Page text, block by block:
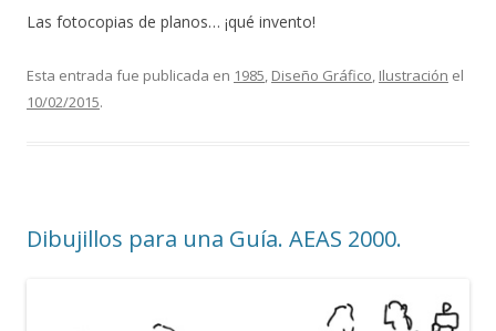
Las fotocopias de planos… ¡qué invento!
Esta entrada fue publicada en 1985, Diseño Gráfico, Ilustración el
10/02/2015.
Dibujillos para una Guía. AEAS 2000.